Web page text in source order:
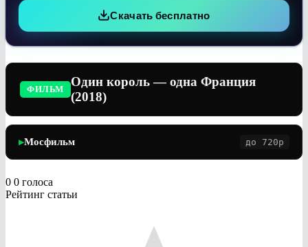
Скачать бесплатно
ФИЛЬМ
Один король — одна Франция
(2018)
▶Мосфильм до 720p
0 0 голоса
Рейтинг статьи